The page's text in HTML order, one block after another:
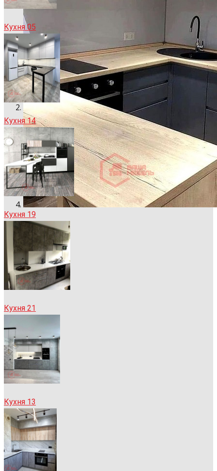
Кухня 05
Кухня 14
Кухня 19
Кухня 21
Кухня 13